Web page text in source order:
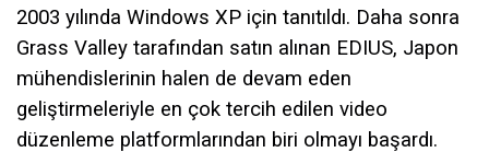
2003 yılında Windows XP için tanıtıldı. Daha sonra
Grass Valley tarafından satın alınan EDIUS, Japon
mühendislerinin halen de devam eden
geliştirmeleriyle en çok tercih edilen video
düzenleme platformlarından biri olmayı başardı.